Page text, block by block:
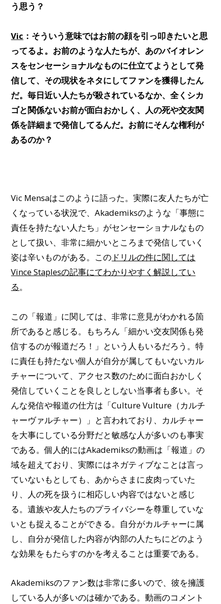
う思う？
Vic ：そういう意味ではお前の顔を引っ叩きたいと思
ってるよ。お前のような人たちが、あのバイオレン
スをセンセーショナルなものに仕立てようとして発
信して、その現状をネタにしてファンを獲得したん
だ。毎日近い人たちが殺されているなか、全くシカ
ゴと関係ないお前が面白おかしく、人の死や交友関
係を詳細まで発信してるんだ。お前にそんな権利が
あるのか？
Vic Mensaはこのように語った。実際に友人たちが亡
くなっている状況で、Akademiksのような「事態に
責任を持たない人たち」がセンセーショナルなもの
として扱い、非常に細かいところまで発信していく
姿は辛いものがある。この ドリルの件に関しては
Vince Staplesの記事にてわかりやすく解説してい
る。
この「報道」に関しては、非常に意見がわかれる箇
所であると感じる。もちろん「細かい交友関係も発
信するのが報道だろ！」という人もいるだろう。特
に責任も持たない個人が自分が属してもいないカル
チャーについて、アクセス数のために面白おかしく
発信していくことを良しとしない当事者も多い。そ
んな発信や報道の仕方は「Culture Vulture（カルチ
ャーヴァルチャー）」と言われており、カルチャー
を大事にしている分野だと敏感な人が多いのも事実
である。個人的にはAkademiksの動画は「報道」の
域を超えており、実際にはネガティブなことは言っ
ていないもとしても、あからさまに皮肉っていた
り、人の死を扱うに相応しい内容ではないと感じ
る。遺族や友人たちのプライバシーを尊重していな
いとも捉えることができる。自分がカルチャーに属
し、自分が発信した内容が内部の人たちにどのよう
な効果をもたらすのかを考えることは重要である。
Akademiksのファン数は非常に多いので、彼を擁護
している人が多いのは確かである。動画のコメント